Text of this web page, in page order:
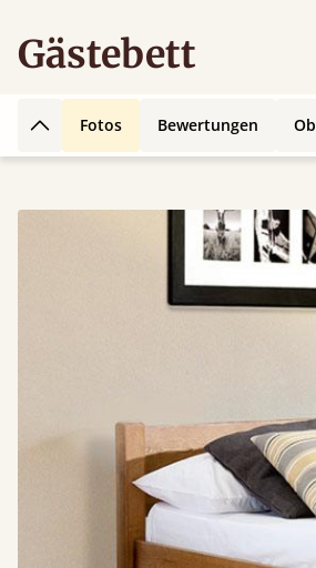
Gästebett
Zurück nach oben
Fotos Bewertungen